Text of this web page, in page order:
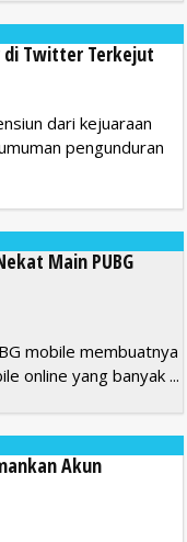
di Twitter Terkejut
dari kejuaraan
pengunduran
Main PUBG
mobile membuatnya
online yang banyak ...
Akun